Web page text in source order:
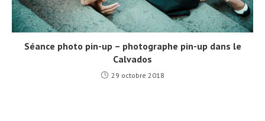
Séance photo pin-up – photographe pin-up dans le
Calvados
29 octobre 2018